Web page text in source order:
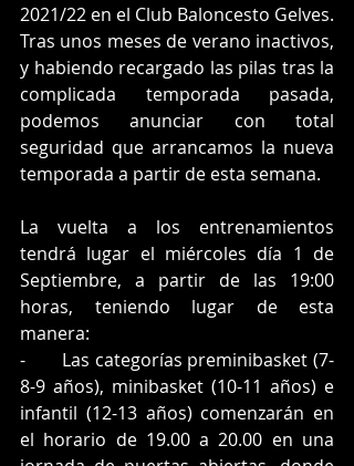
2021/22 en el Club Baloncesto Gelves.
Tras unos meses de verano inactivos,
y habiendo recargado las pilas tras la
complicada temporada pasada,
podemos anunciar con total
seguridad que arrancamos la nueva
temporada a partir de esta semana.
La vuelta a los entrenamientos
tendrá lugar el miércoles día 1 de
Septiembre, a partir de las 19:00
horas, teniendo lugar de esta
manera:
-       Las categorías preminibasket (7-
8-9 años), minibasket (10-11 años) e
infantil (12-13 años) comenzarán en
el horario de 19.00 a 20.00 en una